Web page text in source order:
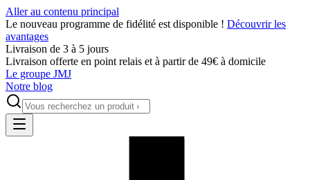
Aller au contenu principal
Le nouveau programme de fidélité est disponible ! Découvrir les
avantages
Livraison de 3 à 5 jours
Livraison offerte en point relais et à partir de 49€ à domicile
Le groupe JMJ
Notre blog